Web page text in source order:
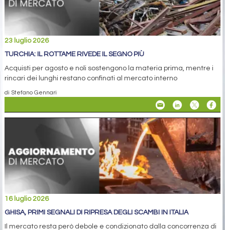
23 luglio 2026
TURCHIA: IL ROTTAME RIVEDE IL SEGNO PIÙ
Acquisti per agosto e noli sostengono la materia prima, mentre i
rincari dei lunghi restano confinati al mercato interno
di Stefano Gennari
16 luglio 2026
GHISA, PRIMI SEGNALI DI RIPRESA DEGLI SCAMBI IN ITALIA
Il mercato resta però debole e condizionato dalla concorrenza di